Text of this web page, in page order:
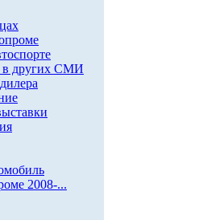
других СМИ
2008-...